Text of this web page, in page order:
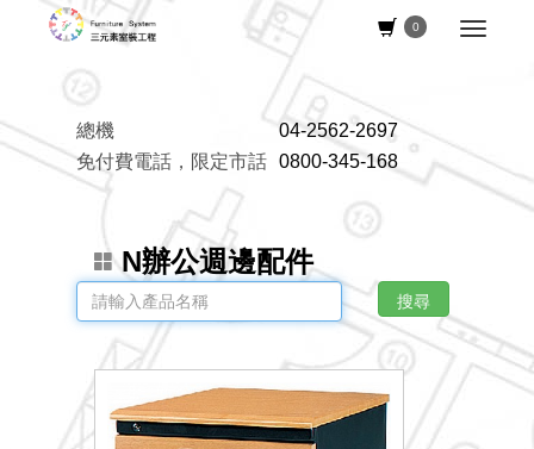
0
總機
04-2562-2697
免付費電話，限定市話 0800-345-168
N辦公週邊配件